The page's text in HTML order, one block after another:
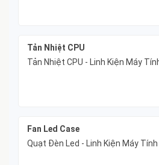
Tản Nhiệt CPU
Tản Nhiệt CPU - Linh Kiện Máy
Fan Led Case
Quạt Đèn Led - Linh Kiện Máy Tính